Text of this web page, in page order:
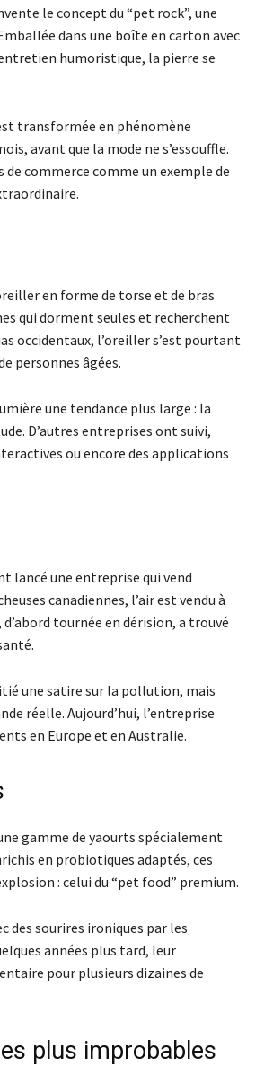
le concept du “pet rock”, une
dans une boîte en carton avec
humoristique, la pierre se
transformée en phénomène
avant que la mode ne s’essouffle.
de commerce comme un exemple de
en forme de torse et de bras
qui dorment seules et recherchent
occidentaux, l’oreiller s’est pourtant
personnes âgées.
une tendance plus large : la
D’autres entreprises ont suivi,
ou encore des applications
lancé une entreprise qui vend
canadiennes, l’air est vendu à
tournée en dérision, a trouvé
une satire sur la pollution, mais
réelle. Aujourd’hui, l’entreprise
en Europe et en Australie.
gamme de yaourts spécialement
en probiotiques adaptés, ces
: celui du “pet food” premium.
des sourires ironiques par les
années plus tard, leur
pour plusieurs dizaines de
plus improbables